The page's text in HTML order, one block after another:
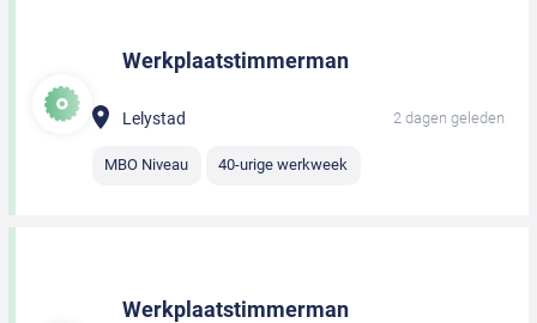
Werkplaatstimmerman
Lelystad 2 dagen geleden
MBO Niveau 40-urige werkweek
Werkplaatstimmerman